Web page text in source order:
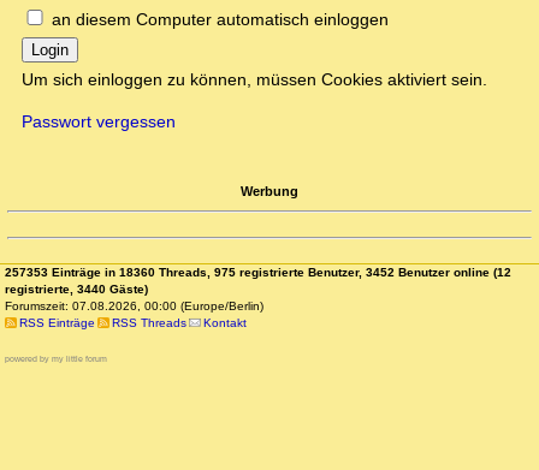
an diesem Computer automatisch einloggen
Login
Um sich einloggen zu können, müssen Cookies aktiviert sein.
Passwort vergessen
Werbung
257353 Einträge in 18360 Threads, 975 registrierte Benutzer, 3452 Benutzer online (12
registrierte, 3440 Gäste)
Forumszeit: 07.08.2026, 00:00 (Europe/Berlin)
RSS Einträge
RSS Threads Kontakt
powered by my little forum